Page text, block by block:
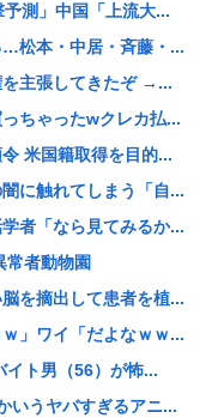
測」中国「上流大...
…松本・中居・斉藤・...
を主張してきたぞ →...
ちゃったwクレカ払...
米国籍取得を目的...
に触れてしまう「自...
者「なら見てみるか...
常者動物園
を摘出して患者を植...
」ワイ「だよなｗｗ...
イト男（56）が怖...
いうヤバすぎるアニ...